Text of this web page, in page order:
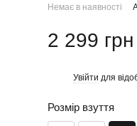
Немає в наявності
2 299 грн
Увійти для
Розмір взуття